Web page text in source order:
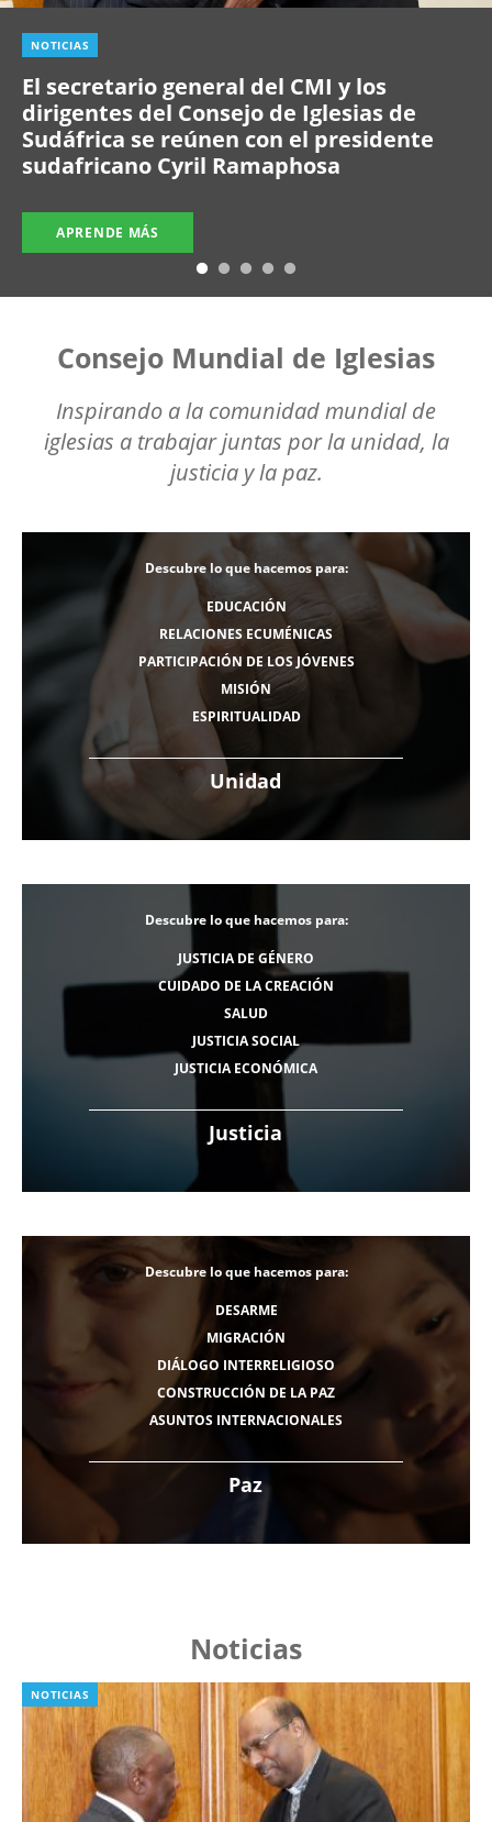
NOTICIAS
El secretario general del CMI y los
dirigentes del Consejo de Iglesias de
Sudáfrica se reúnen con el presidente
sudafricano Cyril Ramaphosa
APRENDE MÁS
Consejo Mundial de Iglesias
Inspirando a la comunidad mundial de
iglesias a trabajar juntas por la unidad, la
justicia y la paz.
Unidad
Descubre lo que hacemos para:
EDUCACIÓN
RELACIONES ECUMÉNICAS
PARTICIPACIÓN DE LOS JÓVENES
MISIÓN
ESPIRITUALIDAD
Justicia
Descubre lo que hacemos para:
JUSTICIA DE GÉNERO
CUIDADO DE LA CREACIÓN
SALUD
JUSTICIA SOCIAL
JUSTICIA ECONÓMICA
Paz
Descubre lo que hacemos para:
DESARME
MIGRACIÓN
DIÁLOGO INTERRELIGIOSO
CONSTRUCCIÓN DE LA PAZ
ASUNTOS INTERNACIONALES
Noticias
NOTICIAS